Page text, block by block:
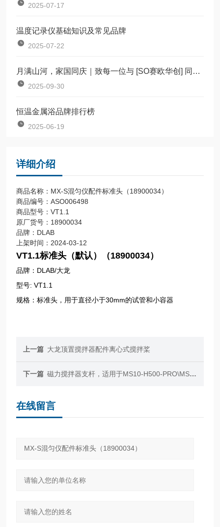
2025-07-17
温度记录仪基础知识及常见品牌
2025-07-22
月满山河，家国同庆｜致每一位与 [SO赛欧华创] 同行的你
2025-09-30
恒温金属浴品牌排行榜
2025-06-19
详细介绍
商品名称：MX-S混匀仪配件标准头（18900034）
商品编号：ASO006498
商品型号：VT1.1
原厂货号：18900034
品牌：DLAB
上架时间：2024-03-12
VT1.1标准头（默认）（18900034）
品牌：DLAB/大龙
型号: VT1.1
规格：标准头，用于直径小于30mm的试管和小容器
上一篇 大龙顶置搅拌器配件离心式搅拌桨
下一篇 磁力搅拌器支杆，适用于MS10-H500-PRO\MS7-H550-Pro\MS7-H550-S\MS-H-PROA\MS-H-PROT 5款机型，大龙，【磁力搅拌器配件】
在线留言